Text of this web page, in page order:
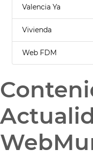
Valencia Ya
Vivienda
Web FDM